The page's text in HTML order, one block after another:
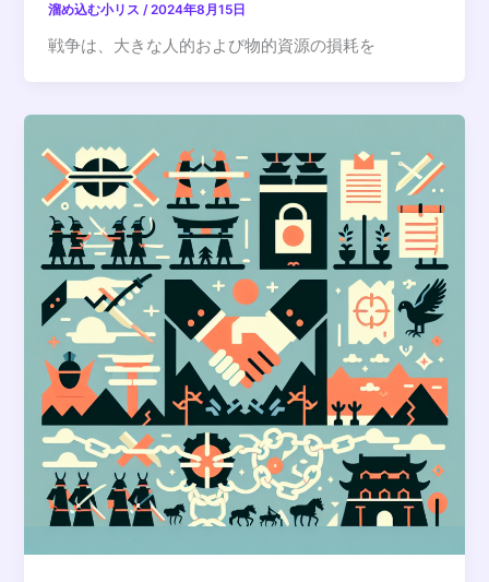
溜め込む小リス /2024年8月15日
戦争は、大きな人的および物的資源の損耗を